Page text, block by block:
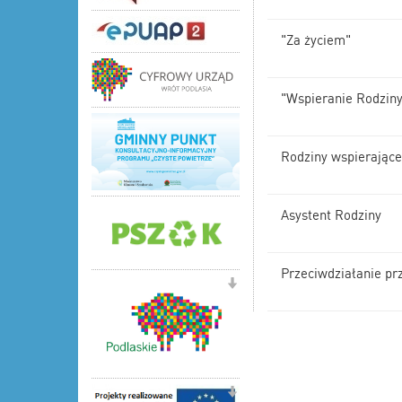
"Za życiem"
"Wspieranie
Rodziny wspierające
Asystent Rodziny
Przeciwdziałanie